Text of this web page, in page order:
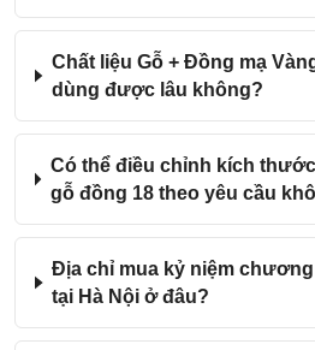
Chất liệu Gỗ + Đồng mạ
dùng được lâu không?
Có thể điều chỉnh kích
gỗ đồng 18 theo yêu cầu
Địa chỉ mua kỷ niệm
tại Hà Nội ở đâu?